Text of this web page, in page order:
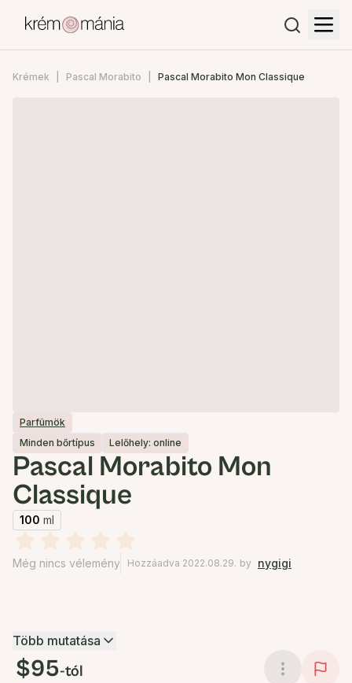
Krémek Pascal Morabito Pascal Morabito Mon Classique
Parfümök
Minden bőrtípus
Lelőhely: online
Pascal Morabito Mon
Classique
100 ml
Még nincs vélemény Hozzáadva 2022.08.29. by nygigi
Több mutatása
$95-tól